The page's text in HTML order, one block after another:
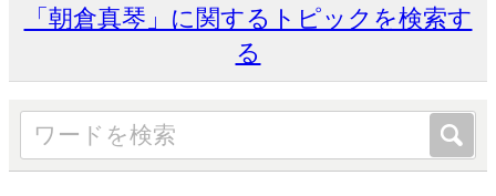
「朝倉真琴」に関するトピックを検索す
る